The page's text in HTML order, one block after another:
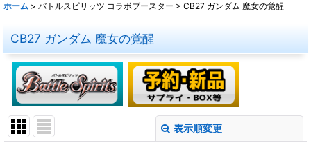
ホーム > バトルスピリッツ コラボブースター > CB27 ガンダム 魔女の覚醒
CB27 ガンダム 魔女の覚醒
表示順変更